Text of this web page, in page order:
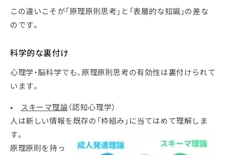
この違いこそが「原理原則思考」と「表層的な知識」の差な
のです。
科学的な裏付け
心理学・脳科学でも、原理原則思考の有効性は裏付けられて
います。
• スキーマ理論（認知心理学）
人は新しい情報を既存の「枠組み」に当てはめて理解しま
す。
原理原則を持っ